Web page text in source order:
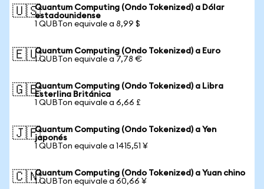
🇺🇸Quantum Computing (Ondo Tokenized) a Dólar
estadounidense
1 QUBTon equivale a 8,99 $
🇪🇺Quantum Computing (Ondo Tokenized) a Euro
1 QUBTon equivale a 7,78 €
🇬🇧Quantum Computing (Ondo Tokenized) a Libra
Esterlina Británica
1 QUBTon equivale a 6,66 £
🇯🇵Quantum Computing (Ondo Tokenized) a Yen
japonés
1 QUBTon equivale a 1415,51 ¥
🇨🇳Quantum Computing (Ondo Tokenized) a Yuan chino
1 QUBTon equivale a 60,66 ¥